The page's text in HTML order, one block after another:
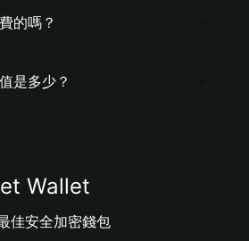
的嗎？
是多少？
Wallet
佳安全加密錢包